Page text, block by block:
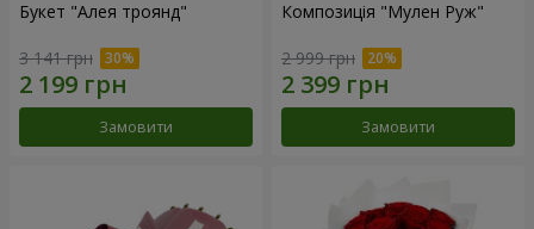
Букет "Алея троянд"
3 141 грн
Замовити
Композиція "Мулен Руж"
2 999 грн
Замовити